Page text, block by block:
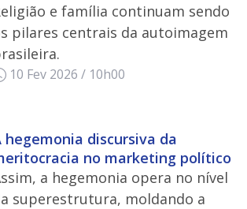
e família continuam sendo
pilares centrais da autoimagem
10 Fev 2026 / 10h00
hegemonia discursiva da
no marketing político
a hegemonia opera no nível
superestrutura, moldando a